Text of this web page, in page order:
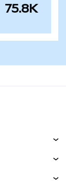
75.8K